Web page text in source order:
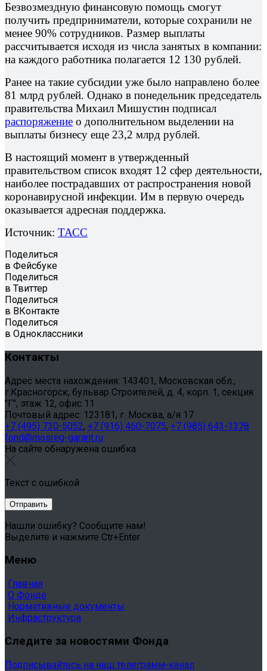
Безвозмездную финансовую помощь смогут
получить предприниматели, которые сохранили не
менее 90% сотрудников. Размер выплаты
рассчитывается исходя из числа занятых в компании:
на каждого работника полагается 12 130 рублей.
Ранее на такие субсидии уже было направлено более
81 млрд рублей. Однако в понедельник председатель
правительства Михаил Мишустин подписал
распоряжение о дополнительном выделении на
выплаты бизнесу еще 23,2 млрд рублей.
В настоящий момент в утвержденный
правительством список входят 12 сфер деятельности,
наиболее пострадавших от распространения новой
коронавирусной инфекции. Им в первую очередь
оказывается адресная поддержка.
Источник: ТАСС
Поделиться
в Фейсбуке
Поделиться
в Твиттер
Поделиться
в ВКонтакте
Поделиться
в Одноклассники
Контакты
Адрес места нахождения: 143401, Московская обл.,
г.Красногорск, бульвар Строителей, д. 4, корп. 1, секция
"Г", этаж 12, офис 11
Почтовый адрес: 123181, г. Москва, а/я 17
+7 (495) 730-5052, +7 (916) 460-7075, +7 (985) 643-1378
fond@mosreg-garant.ru
На сайте обнаружена ошибка
Текст с ошибкой
Нашли ошибку? Сообщите нам!
Выделите и нажмите Ctr+Enter
Меню
Главная
О Фонде
Нормативные документы
Инфраструктура
Следите за новостями Фонда
Подписывайтесь на наш телеграмм-канал